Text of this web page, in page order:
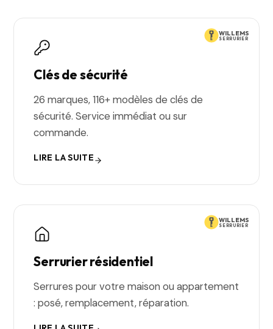
WILLEMS
SERRURIER
Clés de sécurité
26 marques, 116+ modèles de clés de
sécurité. Service immédiat ou sur
commande.
LIRE LA SUITE
WILLEMS
SERRURIER
Serrurier résidentiel
Serrures pour votre maison ou appartement
: posé, remplacement, réparation.